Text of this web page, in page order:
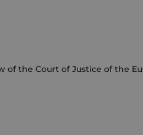
of the Court of Justice of the